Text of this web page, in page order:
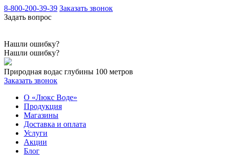
8-800-200-39-39 Заказать звонок
Задать вопрос
Нашли ошибку?
Нашли ошибку?
Природная водас глубины 100 метров
Заказать звонок
О «Люкс Воде»
Продукция
Магазины
Доставка и оплата
Услуги
Акции
Блог